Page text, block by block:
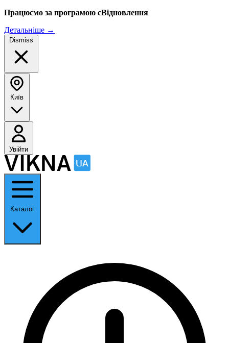
Працюємо за програмою єВідновлення
Детальніше →
Dismiss
Київ
Увійти
Каталог